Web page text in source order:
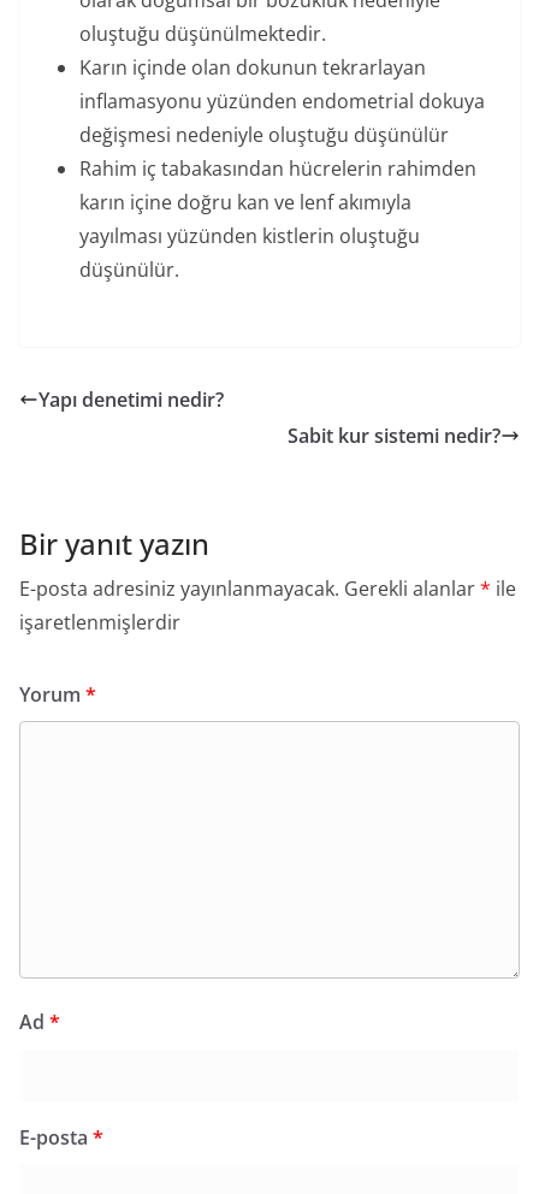
oluştuğu düşünülmektedir.
Karın içinde olan dokunun tekrarlayan
inflamasyonu yüzünden endometrial dokuya
değişmesi nedeniyle oluştuğu düşünülür
Rahim iç tabakasından hücrelerin rahimden
karın içine doğru kan ve lenf akımıyla
yayılması yüzünden kistlerin oluştuğu
düşünülür.
Yapı denetimi nedir?
Sabit kur sistemi nedir?
Bir yanıt yazın
E-posta adresiniz yayınlanmayacak. Gerekli alanlar* ile
işaretlenmişlerdir
Yorum *
Ad *
E-posta *